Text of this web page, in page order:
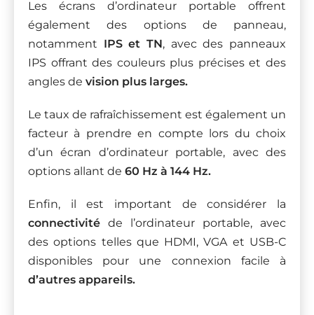
Les écrans d’ordinateur portable offrent
également des options de panneau,
notamment IPS et TN, avec des panneaux
IPS offrant des couleurs plus précises et des
angles de vision plus larges.
Le taux de rafraîchissement est également un
facteur à prendre en compte lors du choix
d’un écran d’ordinateur portable, avec des
options allant de 60 Hz à 144 Hz.
Enfin, il est important de considérer la
connectivité de l’ordinateur portable, avec
des options telles que HDMI, VGA et USB-C
disponibles pour une connexion facile à
d’autres appareils.